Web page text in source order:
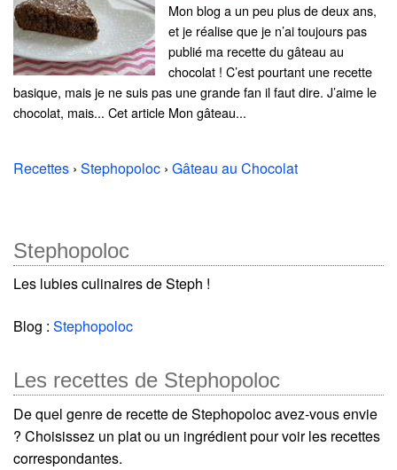
Mon blog a un peu plus de deux ans,
et je réalise que je n’ai toujours pas
publié ma recette du gâteau au
chocolat ! C’est pourtant une recette
basique, mais je ne suis pas une grande fan il faut dire. J’aime le
chocolat, mais... Cet article Mon gâteau...
Recettes › Stephopoloc › Gâteau au Chocolat
Stephopoloc
Les lubies culinaires de Steph !
Blog : Stephopoloc
Les recettes de Stephopoloc
De quel genre de recette de Stephopoloc avez-vous envie
? Choisissez un plat ou un ingrédient pour voir les recettes
correspondantes.